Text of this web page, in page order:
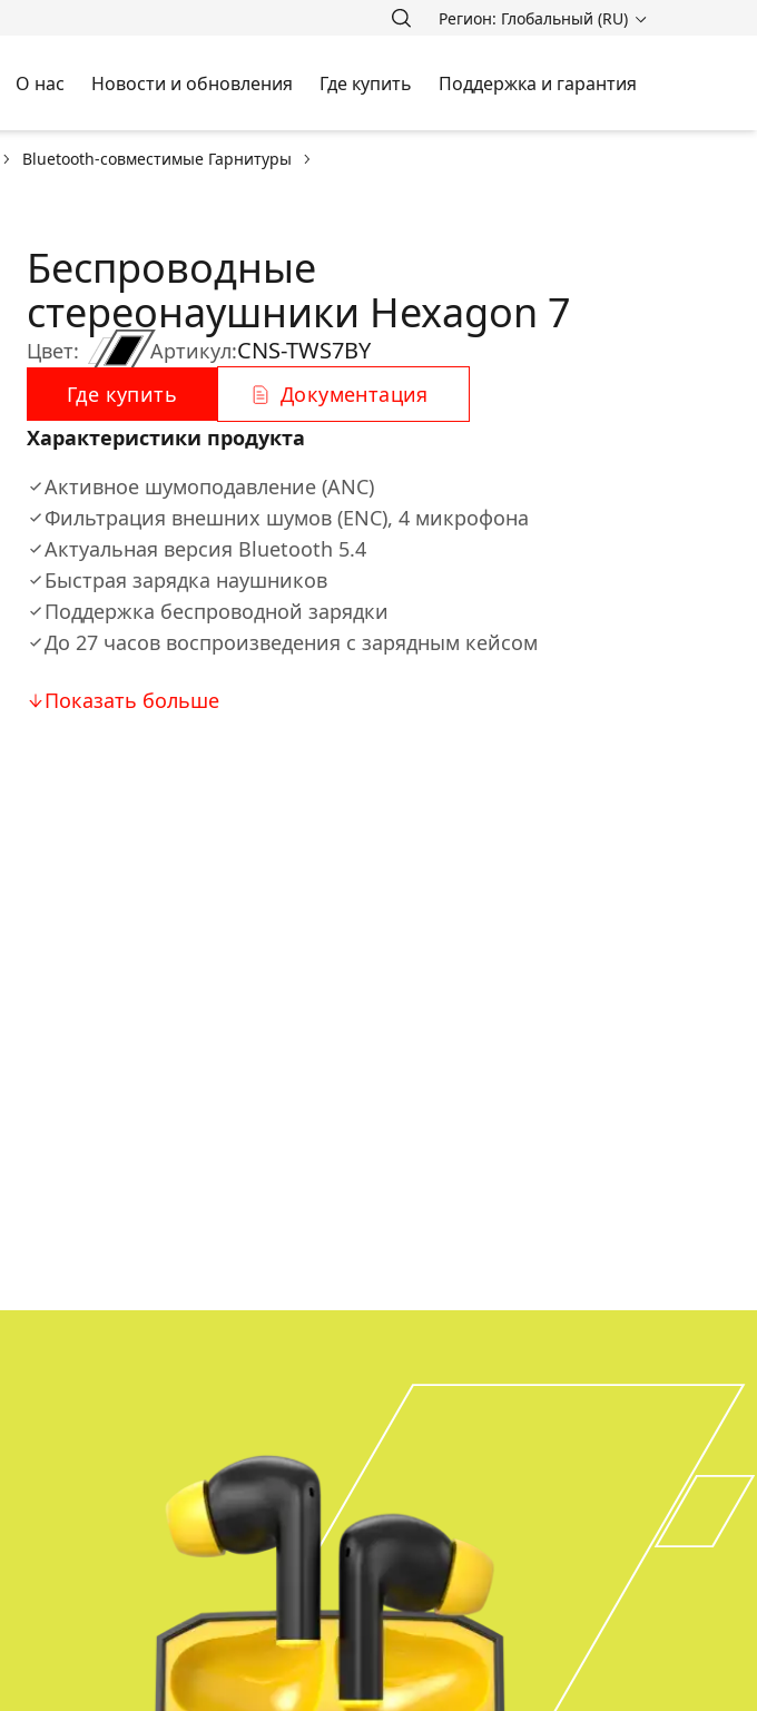
Регион: Глобальный (RU)
О нас Новости и обновления Где купить Поддержка и гарантия
Bluetooth-совместимые Гарнитуры
Цвет:
Беспроводные
стереонаушники Hexagon 7
Артикул:CNS-TWS7BY
Где купить
Документация
Характеристики продукта
Активное шумоподавление (ANC)
Фильтрация внешних шумов (ENC), 4 микрофона
Актуальная версия Bluetooth 5.4
Быстрая зарядка наушников
Поддержка беспроводной зарядки
До 27 часов воспроизведения с зарядным кейсом
Показать больше